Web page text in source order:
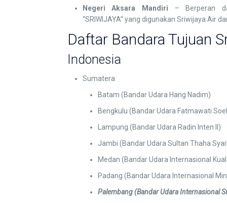
Negeri Aksara Mandiri – Berperan
“SRIWIJAYA” yang digunakan Sriwijaya Air
Daftar Bandara Tujuan
Indonesia
Sumatera
Batam (Bandar Udara Hang Nadim)
Bengkulu (Bandar Udara Fatmawati
Lampung (Bandar Udara Radin Inten II)
Jambi (Bandar Udara Sultan Thaha
Medan (Bandar Udara Internasional
Padang (Bandar Udara Internasional
Palembang(Bandar Udara Internasional